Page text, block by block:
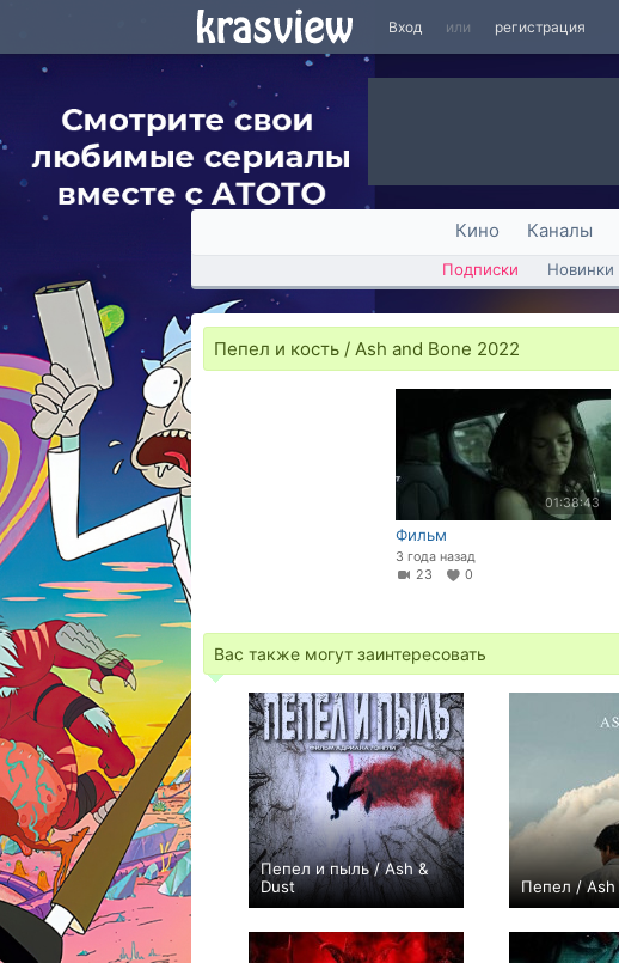
Вход или регистрация
Кино Каналы
Подписки Новинки
Пепел и кость / Ash and Bone 2022
01:38:43
Фильм
3 года назад
23
0
Вас также могут заинтересовать
Пепел и пыль / Ash &
Dust
−1
Пепел / Ash
0